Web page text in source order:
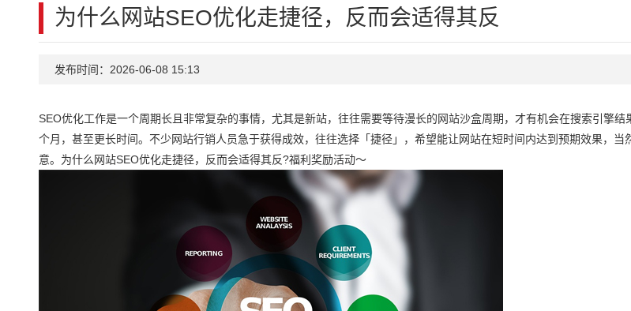
为什么网站SEO优化走捷径，反而会适得其反
发布时间：2026-06-08 15:13
SEO优化工作是一个周期长且非常复杂的事情，尤其是新站，往往需要等待漫长的网站沙盒周期，才有机会在搜索引擎结
个月，甚至更长时间。不少网站行销人员急于获得成效，往往选择「捷径」，希望能让网站在短时间内达到预期效果，当
意。为什么网站SEO优化走捷径，反而会适得其反?福利奖励活动～